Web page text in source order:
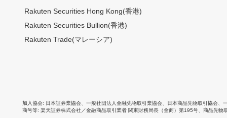
Rakuten Securities Hong Kong(香港)
Rakuten Securities Bullion(香港)
Rakuten Trade(マレーシア)
加入協会 日本証券業協会 一般社団法人金融先物取引業協会 日本商品先物取引協会
商号等 楽天証券株式会社／金融商品取引業者 関東財務局長（金商）第195号、商品先物